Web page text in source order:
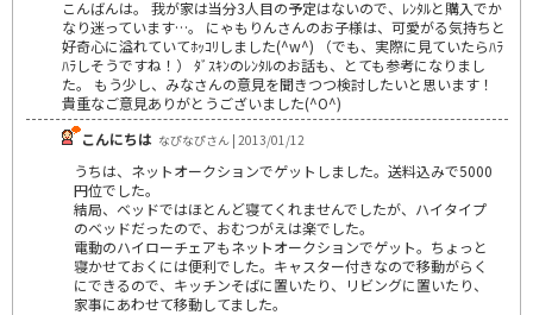
こんばんは。 我が家は当分3人目の予定はないので、ﾚﾝﾀﾙと購入でか
なり迷っています…。 にゃもりんさんのお子様は、可愛がる気持ちと
好奇心に溢れていてﾎｯｺﾘしました(^w^) （でも、実際に見ていたらﾊﾗ
ﾊﾗしそうですね！） ﾀﾞｽｷﾝのﾚﾝﾀﾙのお話も、とても参考になりまし
た。 もう少し、みなさんの意見を聞きつつ検討したいと思います！
貴重なご意見ありがとうございました(^O^)
こんにちは なぴなぴさん | 2013/01/12
うちは、ネットオークションでゲットしました。送料込みで5000
円位でした。
結局、ベッドではほとんど寝てくれませんでしたが、ハイタイプ
のベッドだったので、おむつがえは楽でした。
電動のハイローチェアもネットオークションでゲット。ちょっと
寝かせておくには便利でした。キャスター付きなので移動がらく
にできるので、キッチンそばに置いたり、リビングに置いたり、
家事にあわせて移動してました。